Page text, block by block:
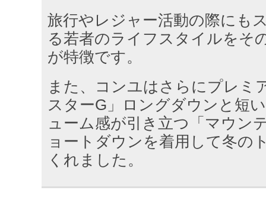
旅行やレジャー活動の際にも
る若者のライフスタイルをそ
が特徴です。
また、コンユはさらにプレミ
スターG」ロングダウンと短
ューム感が引き立つ「マウン
ョートダウンを着用して冬の
くれました。